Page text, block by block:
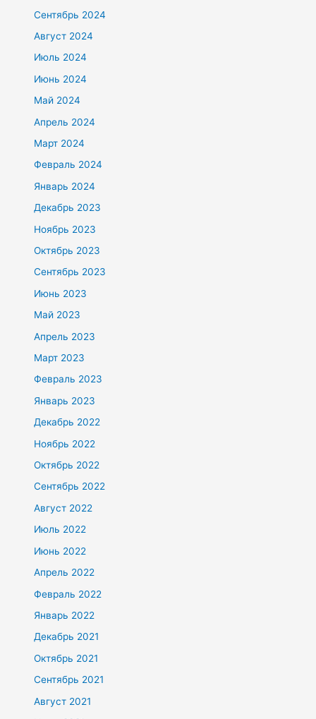
Сентябрь 2024
Август 2024
Июль 2024
Июнь 2024
Май 2024
Апрель 2024
Март 2024
Февраль 2024
Январь 2024
Декабрь 2023
Ноябрь 2023
Октябрь 2023
Сентябрь 2023
Июнь 2023
Май 2023
Апрель 2023
Март 2023
Февраль 2023
Январь 2023
Декабрь 2022
Ноябрь 2022
Октябрь 2022
Сентябрь 2022
Август 2022
Июль 2022
Июнь 2022
Апрель 2022
Февраль 2022
Январь 2022
Декабрь 2021
Октябрь 2021
Сентябрь 2021
Август 2021